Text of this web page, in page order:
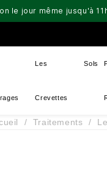
le jour même jusqu'à
Les
Crevettes
Sols
Traitements